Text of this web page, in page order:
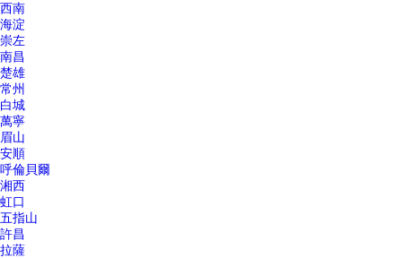
西南
海淀
崇左
南昌
楚雄
常州
白城
萬寧
眉山
安順
呼倫貝爾
湘西
虹口
五指山
許昌
拉薩